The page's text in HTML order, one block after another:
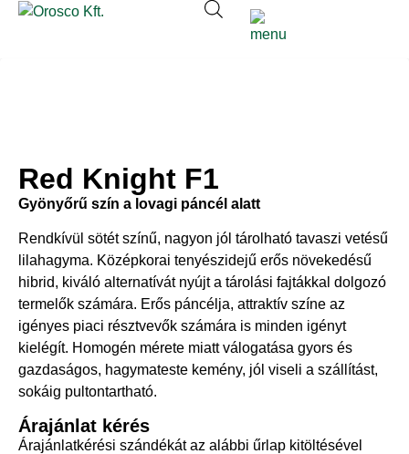
Red Knight F1
Gyönyőrű szín a lovagi páncél alatt
Rendkívül sötét színű, nagyon jól tárolható tavaszi vetésű
lilahagyma. Középkorai tenyészidejű erős növekedésű
hibrid, kiváló alternatívát nyújt a tárolási fajtákkal dolgozó
termelők számára. Erős páncélja, attraktív színe az
igényes piaci résztvevők számára is minden igényt
kielégít. Homogén mérete miatt válogatása gyors és
gazdaságos, hagymateste kemény, jól viseli a szállítást,
sokáig pultontartható.
Árajánlat kérés
Árajánlatkérési szándékát az alábbi űrlap kitöltésével